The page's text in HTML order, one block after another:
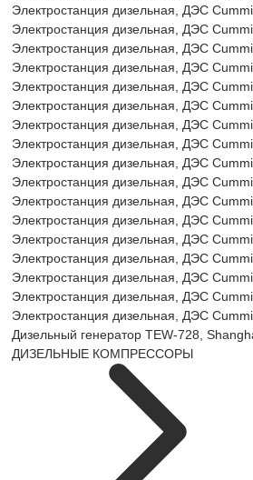
Электростанция дизельная, ДЭС
Электростанция дизельная, ДЭС
Электростанция дизельная, ДЭС
Электростанция дизельная, ДЭС
Электростанция дизельная, ДЭС
Электростанция дизельная, ДЭС
Электростанция дизельная, ДЭС
Электростанция дизельная, ДЭС
Электростанция дизельная, ДЭС
Электростанция дизельная, ДЭС
Электростанция дизельная, ДЭС
Электростанция дизельная, ДЭС
Электростанция дизельная, ДЭС
Электростанция дизельная, ДЭС
Электростанция дизельная, ДЭС
Электростанция дизельная, ДЭС
Электростанция дизельная, ДЭС
Дизельный генератор TEW-728,
ДИЗЕЛЬНЫЕ КОМПРЕССОРЫ